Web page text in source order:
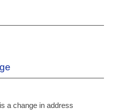
a change in address